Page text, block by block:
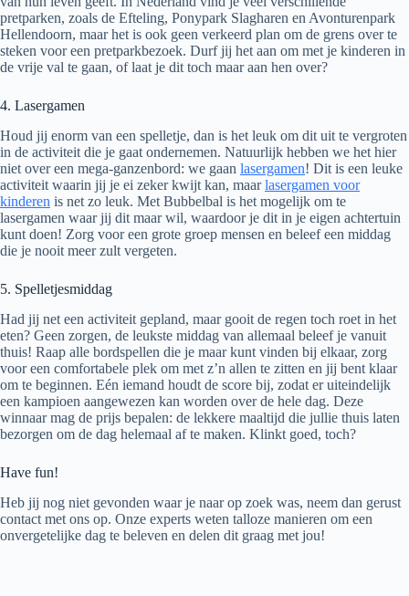
pretparken, zoals de Efteling, Ponypark Slagharen en Avonturenpark
Hellendoorn, maar het is ook geen verkeerd plan om de grens over te
steken voor een pretparkbezoek. Durf jij het aan om met je kinderen in
de vrije val te gaan, of laat je dit toch maar aan hen over?
4. Lasergamen
Houd jij enorm van een spelletje, dan is het leuk om dit uit te vergroten
in de activiteit die je gaat ondernemen. Natuurlijk hebben we het hier
niet over een mega-ganzenbord: we gaan lasergamen! Dit is een leuke
activiteit waarin jij je ei zeker kwijt kan, maarlasergamen voor
kinderen is net zo leuk. Met Bubbelbal is het mogelijk om te
lasergamen waar jij dit maar wil, waardoor je dit in je eigen achtertuin
kunt doen! Zorg voor een grote groep mensen en beleef een middag
die je nooit meer zult vergeten.
5. Spelletjesmiddag
Had jij net een activiteit gepland, maar gooit de regen toch roet in het
eten? Geen zorgen, de leukste middag van allemaal beleef je vanuit
thuis! Raap alle bordspellen die je maar kunt vinden bij elkaar, zorg
voor een comfortabele plek om met z’n allen te zitten en jij bent klaar
om te beginnen. Eén iemand houdt de score bij, zodat er uiteindelijk
een kampioen aangewezen kan worden over de hele dag. Deze
winnaar mag de prijs bepalen: de lekkere maaltijd die jullie thuis laten
bezorgen om de dag helemaal af te maken. Klinkt goed, toch?
Have fun!
Heb jij nog niet gevonden waar je naar op zoek was, neem dan gerust
contact met ons op. Onze experts weten talloze manieren om een
onvergetelijke dag te beleven en delen dit graag met jou!